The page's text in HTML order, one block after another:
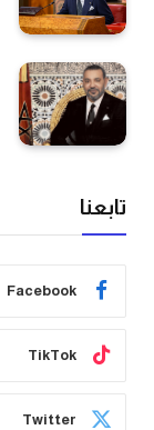
تابعنا
Facebook
TikTok
Twitter